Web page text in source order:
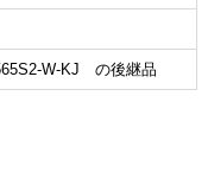
W-KJ の後継品